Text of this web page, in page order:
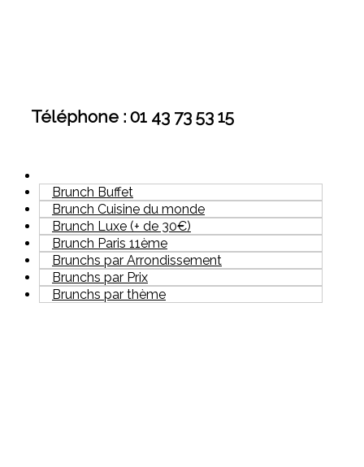
Téléphone : 01 43 73 53 15
Brunch Buffet
Brunch Cuisine du monde
Brunch Luxe (+ de 30€)
Brunch Paris 11ème
Brunchs par Arrondissement
Brunchs par Prix
Brunchs par thème